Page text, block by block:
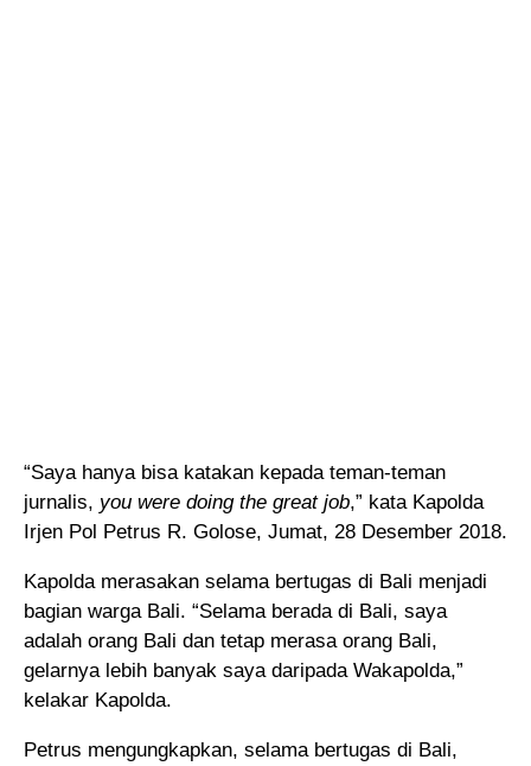
“Saya hanya bisa katakan kepada teman-teman
jurnalis, you were doing the great job,” kata Kapolda
Irjen Pol Petrus R. Golose, Jumat, 28 Desember 2018.
Kapolda merasakan selama bertugas di Bali menjadi
bagian warga Bali. “Selama berada di Bali, saya
adalah orang Bali dan tetap merasa orang Bali,
gelarnya lebih banyak saya daripada Wakapolda,”
kelakar Kapolda.
Petrus mengungkapkan, selama bertugas di Bali,